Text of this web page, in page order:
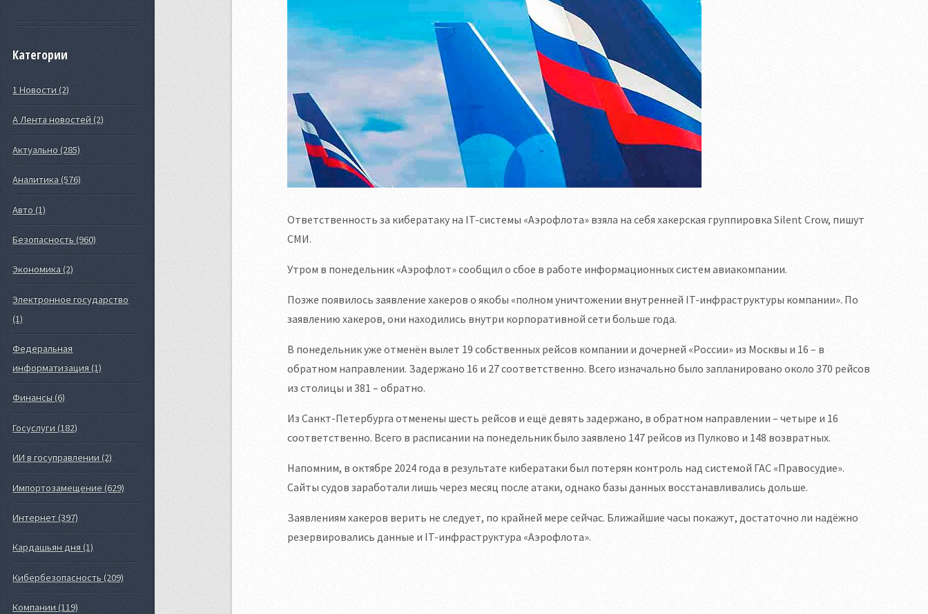
Категории
1 Новости (2)
А Лента новостей (2)
Актуально (285)
Аналитика (576)
Авто (1)
Безопасность (960)
Экономика (2)
Электронное государство
(1)
Федеральная
информатизация (1)
Финансы (6)
Госуслуги (182)
ИИ в госуправлении (2)
Импортозамещение (629)
Интернет (397)
Кардашьян дня (1)
Кибербезопасность (209)
Компании (119)
Ответственность за кибератаку на IT-системы «Аэрофлота» взяла на себя хакерская группировка Silent Crow, пишут
СМИ.
Утром в понедельник «Аэрофлот» сообщил о сбое в работе информационных систем авиакомпании.
Позже появилось заявление хакеров о якобы «полном уничтожении внутренней IT-инфраструктуры компании». По
заявлению хакеров, они находились внутри корпоративной сети больше года.
В понедельник уже отменён вылет 19 собственных рейсов компании и дочерней «России» из Москвы и 16 – в
обратном направлении. Задержано 16 и 27 соответственно. Всего изначально было запланировано около 370 рейсов
из столицы и 381 – обратно.
Из Санкт-Петербурга отменены шесть рейсов и ещё девять задержано, в обратном направлении – четыре и 16
соответственно. Всего в расписании на понедельник было заявлено 147 рейсов из Пулково и 148 возвратных.
Напомним, в октябре 2024 года в результате кибератаки был потерян контроль над системой ГАС «Правосудие».
Сайты судов заработали лишь через месяц после атаки, однако базы данных восстанавливались дольше.
Заявлениям хакеров верить не следует, по крайней мере сейчас. Ближайшие часы покажут, достаточно ли надёжно
резервировались данные и IT-инфраструктура «Аэрофлота».